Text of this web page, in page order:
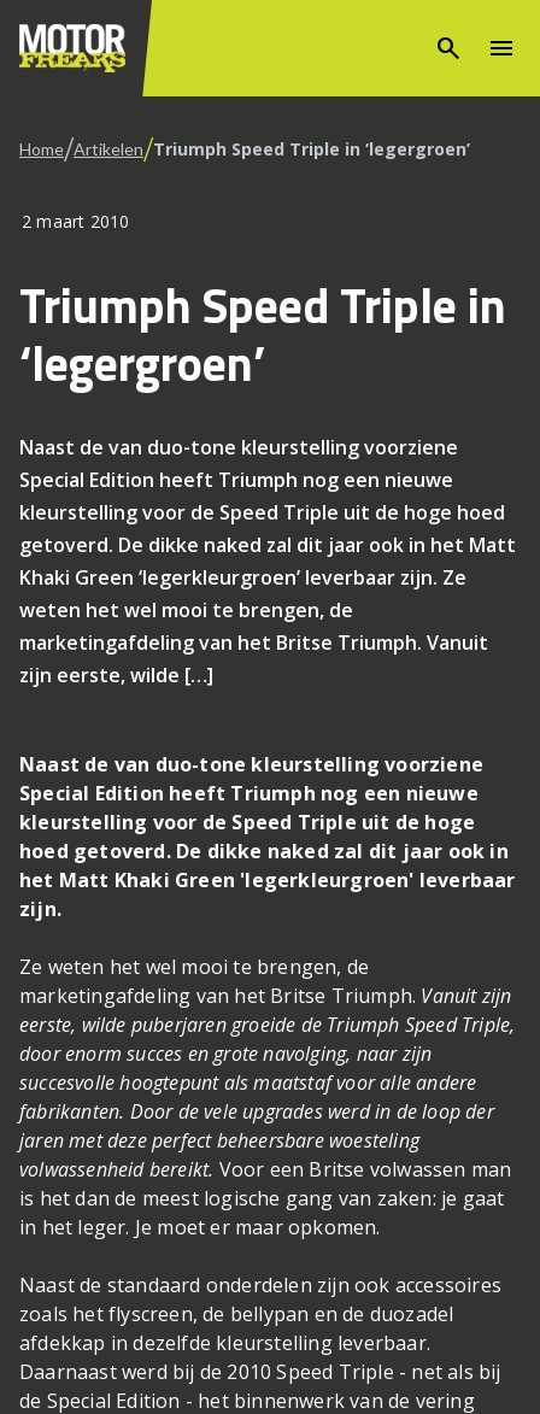
search menu
Home/Artikelen/Triumph Speed Triple in ‘legergroen’
2 maart 2010
Triumph Speed Triple in
‘legergroen’
Naast de van duo-tone kleurstelling voorziene
Special Edition heeft Triumph nog een nieuwe
kleurstelling voor de Speed Triple uit de hoge hoed
getoverd. De dikke naked zal dit jaar ook in het Matt
Khaki Green ‘legerkleurgroen’ leverbaar zijn. Ze
weten het wel mooi te brengen, de
marketingafdeling van het Britse Triumph. Vanuit
zijn eerste, wilde […]
Naast de van duo-tone kleurstelling voorziene
Special Edition heeft Triumph nog een nieuwe
kleurstelling voor de Speed Triple uit de hoge
hoed getoverd. De dikke naked zal dit jaar ook in
het Matt Khaki Green 'legerkleurgroen' leverbaar
zijn.
Ze weten het wel mooi te brengen, de
marketingafdeling van het Britse Triumph. Vanuit zijn
eerste, wilde puberjaren groeide de Triumph Speed Triple,
door enorm succes en grote navolging, naar zijn
succesvolle hoogtepunt als maatstaf voor alle andere
fabrikanten. Door de vele upgrades werd in de loop der
jaren met deze perfect beheersbare woesteling
volwassenheid bereikt. Voor een Britse volwassen man
is het dan de meest logische gang van zaken: je gaat
in het leger. Je moet er maar opkomen.
Naast de standaard onderdelen zijn ook accessoires
zoals het flyscreen, de bellypan en de duozadel
afdekkap in dezelfde kleurstelling leverbaar.
Daarnaast werd bij de 2010 Speed Triple - net als bij
de Special Edition - het binnenwerk van de vering